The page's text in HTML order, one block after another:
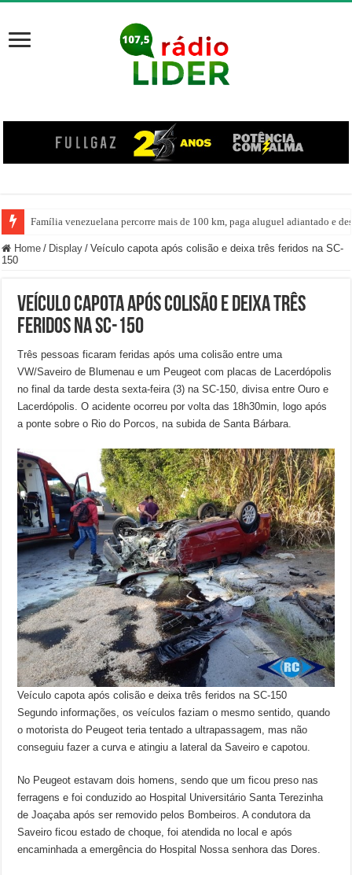
Família venezuelana percorre mais de 100 km, paga aluguel adiantado e
Home / Display / Veículo capota após colisão e deixa três feridos na SC-
150
Veículo capota após colisão e deixa três
feridos na SC-150
Três pessoas ficaram feridas após uma colisão entre uma
VW/Saveiro de Blumenau e um Peugeot com placas de Lacerdópolis
no final da tarde desta sexta-feira (3) na SC-150, divisa entre Ouro e
Lacerdópolis. O acidente ocorreu por volta das 18h30min, logo após
a ponte sobre o Rio do Porcos, na subida de Santa Bárbara.
Veículo capota após colisão e deixa três feridos na SC-150
Segundo informações, os veículos faziam o mesmo sentido, quando
o motorista do Peugeot teria tentado a ultrapassagem, mas não
conseguiu fazer a curva e atingiu a lateral da Saveiro e capotou.
No Peugeot estavam dois homens, sendo que um ficou preso nas
ferragens e foi conduzido ao Hospital Universitário Santa Terezinha
de Joaçaba após ser removido pelos Bombeiros. A condutora da
Saveiro ficou estado de choque, foi atendida no local e após
encaminhada a emergência do Hospital Nossa senhora das Dores.